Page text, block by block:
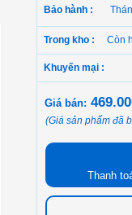
Bảo hành :
Trong kho : Còn
Khuyến mại :
Giá bán:
(Giá sản phẩm đã
Thanh